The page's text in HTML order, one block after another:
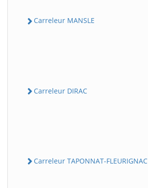
Carreleur MANSLE
Carreleur DIRAC
Carreleur TAPONNAT-FLEURIGNAC